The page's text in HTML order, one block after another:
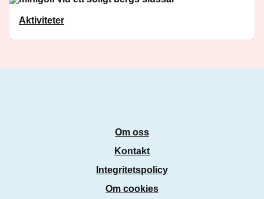
Aktiviteter
Om oss
Kontakt
Integritetspolicy
Om cookies